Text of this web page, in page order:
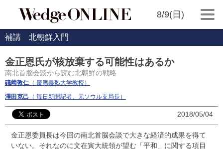
8/9(日)
補講 北朝鮮入門
金正恩氏が核放棄する可能性はあるか
南北首脳会談から読む北朝鮮の戦略
礒﨑敦仁 （ 慶應義塾大学教授）
澤田克己 （ 毎日新聞記者、元ソウル支局長）
2018/05/04
金正恩委員長は今回の南北首脳会談で大きな経済的成果を得て
いない。それなのに文在寅大統領が望む「平和」に関する項目